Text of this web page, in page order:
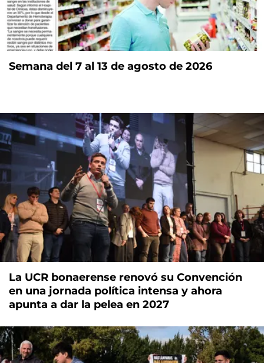
Semana del 7 al 13 de agosto de 2026
La UCR bonaerense renovó su Convención
en una jornada política intensa y ahora
apunta a dar la pelea en 2027